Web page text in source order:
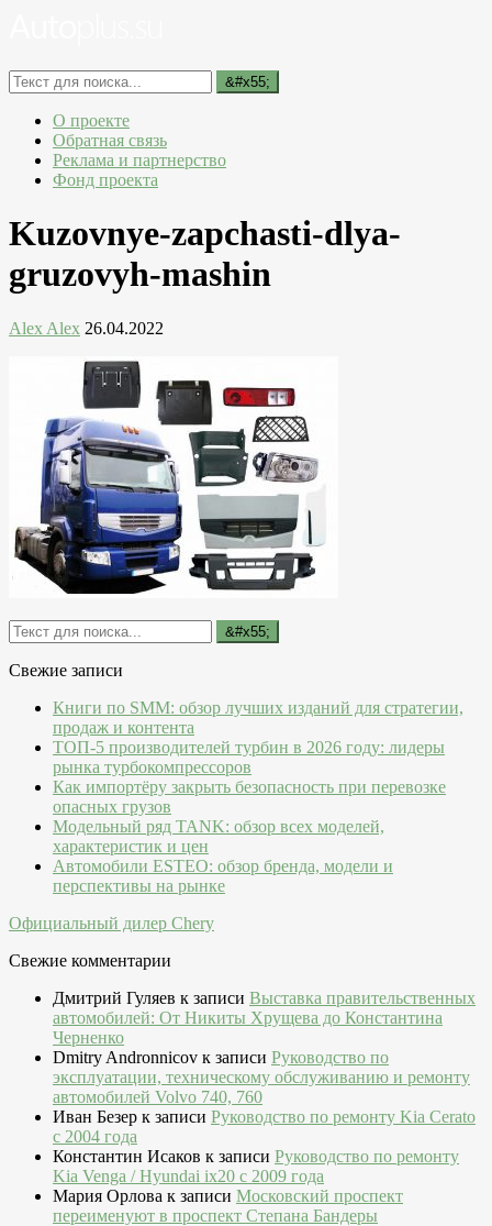
О проекте
Обратная связь
Реклама и партнерство
Фонд проекта
Kuzovnye-zapchasti-dlya-
gruzovyh-mashin
Alex Alex 26.04.2022
Свежие записи
Книги по SMM: обзор лучших изданий для стратегии,
продаж и контента
ТОП-5 производителей турбин в 2026 году: лидеры
рынка турбокомпрессоров
Как импортёру закрыть безопасность при перевозке
опасных грузов
Модельный ряд TANK: обзор всех моделей,
характеристик и цен
Автомобили ESTEO: обзор бренда, модели и
перспективы на рынке
Официальный дилер Chery
Свежие комментарии
Дмитрий Гуляев к записи Выставка правительственных
автомобилей: От Никиты Хрущева до Константина
Черненко
Dmitry Andronnicov к записи Руководство по
эксплуатации, техническому обслуживанию и ремонту
автомобилей Volvo 740, 760
Иван Безер к записи Руководство по ремонту Kia Cerato
c 2004 года
Константин Исаков к записи Руководство по ремонту
Kia Venga / Hyundai ix20 c 2009 года
Мария Орлова к записи Московский проспект
переименуют в проспект Степана Бандеры